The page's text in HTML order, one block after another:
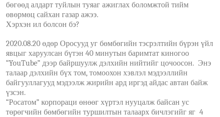
бөгөөд алдарт туйлын туяаг ажиглах боломжтой тийм
өвөрмөц сайхан газар ажээ.
Хэрхэн ил болсон бэ?
2020.08.20 өдөр Оросууд уг бөмбөгийн тэсрэлтийн бүрэн үйл
явцыг харуулсан бүтэн 40 минутын баримтат киногоо
“YouTube” дээр байршуулж дэлхийн нийтийг цочоосон. Энэ
талаар дэлхийн бүх том, томоохон хэвлэл мэдээллийн
байгууллагууд мэдээлж жирийн ард иргэд айдас автан байж
үзсэн.
“Росатом” корпораци өнөөг хүртэл нууцалж байсан ус
төрөгчийн бөмбөгийн туршилтын талаарх бичлэгийг яг 4